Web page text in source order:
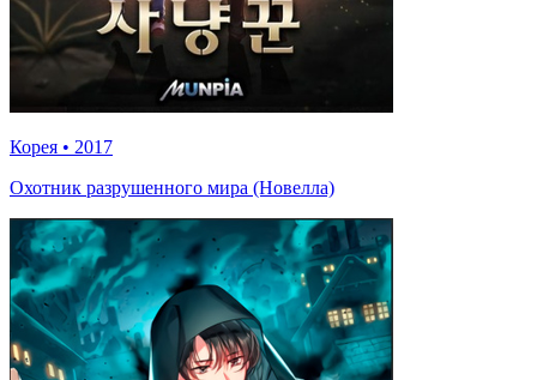
Корея • 2017
Охотник разрушенного мира (Новелла)